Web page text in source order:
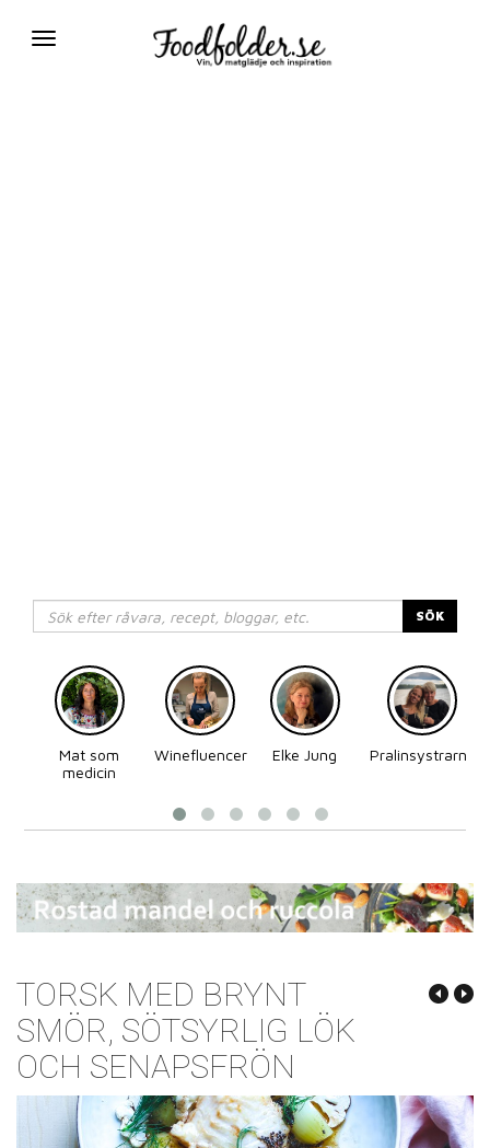
Växla
SÖK
Mat som
medicin
Winefluencer Elke Jung
Pralinsystrarna
TORSK MED BRYNT
SMÖR, SÖTSYRLIG LÖK
OCH SENAPSFRÖN